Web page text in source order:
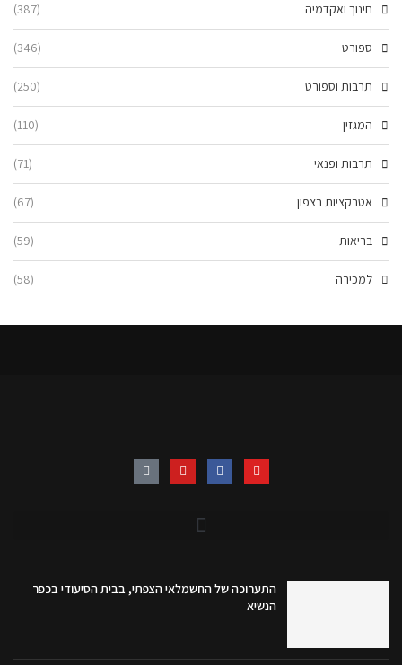
חינוך ואקדמיה (387)
ספורט (346)
תרבות וספורט (250)
המגזין (110)
תרבות ופנאי (71)
אטרקציות בצפון (67)
בריאות (59)
למכירה (58)
התערוכה של החשמלאי הצפתי, בבית הסיעודי בכפר
הנשיא